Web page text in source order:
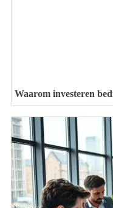
Waarom investeren